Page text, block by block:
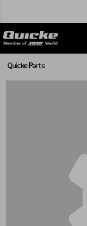
Quicke Parts